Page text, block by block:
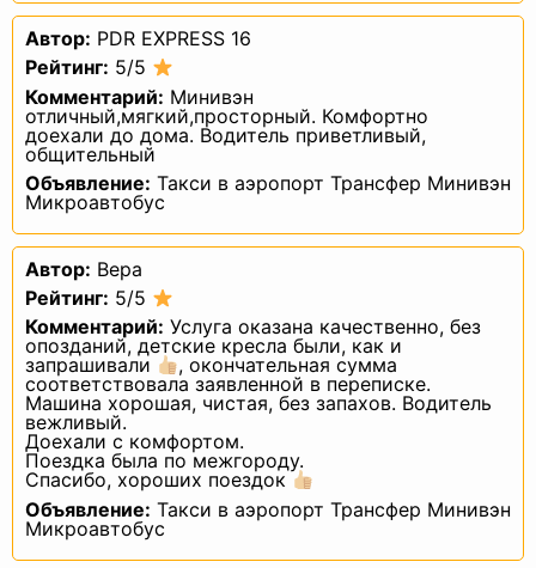
Автор: PDR EXPRESS 16
Рейтинг: 5/5
Комментарий: Минивэн
отличный,мягкий,просторный. Комфортно
доехали до дома. Водитель приветливый,
общительный
Объявление: Такси в аэропорт Трансфер Минивэн
Микроавтобус
Автор: Вера
Рейтинг: 5/5
Комментарий: Услуга оказана качественно, без
опозданий, детские кресла были, как и
запрашивали
, окончательная сумма
соответствовала заявленной в переписке.
Машина хорошая, чистая, без запахов. Водитель
вежливый.
Доехали с комфортом.
Поездка была по межгороду.
Спасибо, хороших поездок
Объявление: Такси в аэропорт Трансфер Минивэн
Микроавтобус
веб-сайтаhttps://taxw.ru/.
2.11. Предоставление персональных
данных — действия, направленные
на раскрытие персональных данных
определенному лицу или
определенному кругу лиц.
2.12. Распространение персональных
данных — любые действия,
направленные на раскрытие
неопределенному кругу лиц (передача
персональных данных) или
на ознакомление с персональными
данными неограниченного круга лиц,
в том числе обнародование
персональных данных в средствах
массовой информации, размещение
телекоммуникационных сетях или
предоставление доступа
к персональным данным каким-либо
иным способом.
2.13. Трансграничная передача
персональных данных — передача
персональных данных на территорию
иностранного государства органу
власти иностранного государства,
иностранному физическому или
иностранному юридическому лицу.
2.14. Уничтожение персональных
данных — любые действия,
в результате которых персональные
данные уничтожаются безвозвратно
с невозможностью дальнейшего